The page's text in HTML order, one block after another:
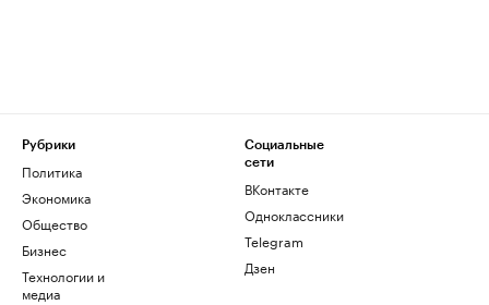
Рубрики
Политика
Экономика
Общество
Бизнес
Технологии и
медиа
Социальные
сети
ВКонтакте
Одноклассники
Telegram
Дзен